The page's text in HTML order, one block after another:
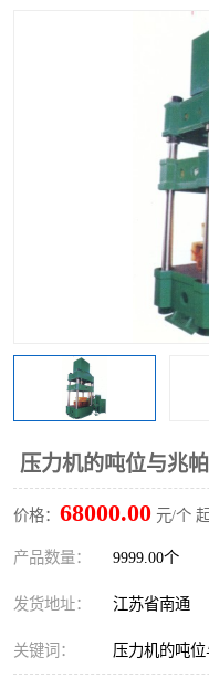
压力机的吨位与兆
价格： 68000.00 元/个
产品数量： 9999.00个
发货地址： 江苏省南通
关键词： 压力机的吨